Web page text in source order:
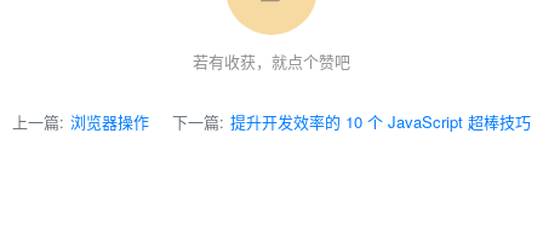
若有收获，就点个赞吧
上一篇: 浏览器操作 下一篇: 提升开发效率的 10 个 JavaScript 超棒技巧